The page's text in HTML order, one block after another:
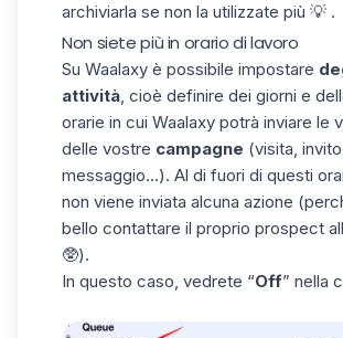
archiviarla se non la utilizzate più 💡 .
Non siete più in orario di lavoro
Su Waalaxy è possibile impostare
attività, cioè definire dei giorni e
orarie in cui Waalaxy potrà inviare le
delle vostre campagne (visita,
messaggio...). Al di fuori di questi
non viene inviata alcuna azione
bello contattare il proprio prospect
🥸).
In questo caso, vedrete “Off” nella